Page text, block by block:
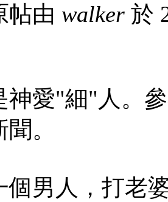
帖由 walker 於
神愛"細"人。
聞。
個男人，打老